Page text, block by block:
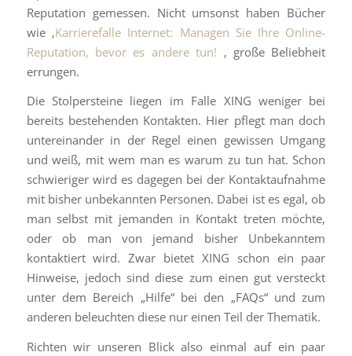
Reputation gemessen. Nicht umsonst haben Bücher
wie ‚Karrierefalle Internet: Managen Sie Ihre Online-
Reputation, bevor es andere tun! ‚ große Beliebheit
errungen.
Die Stolpersteine liegen im Falle XING weniger bei
bereits bestehenden Kontakten. Hier pflegt man doch
untereinander in der Regel einen gewissen Umgang
und weiß, mit wem man es warum zu tun hat. Schon
schwieriger wird es dagegen bei der Kontaktaufnahme
mit bisher unbekannten Personen. Dabei ist es egal, ob
man selbst mit jemanden in Kontakt treten möchte,
oder ob man von jemand bisher Unbekanntem
kontaktiert wird. Zwar bietet XING schon ein paar
Hinweise, jedoch sind diese zum einen gut versteckt
unter dem Bereich „Hilfe“ bei den „FAQs“ und zum
anderen beleuchten diese nur einen Teil der Thematik.
Richten wir unseren Blick also einmal auf ein paar